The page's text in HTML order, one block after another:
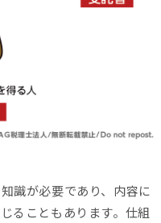
識が必要であり、内容に
ることもあります。仕組